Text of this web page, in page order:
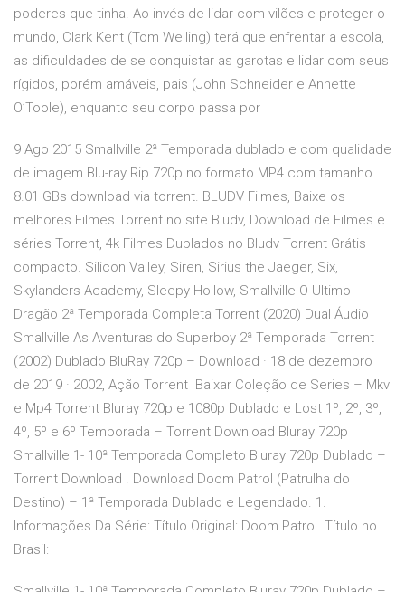
poderes que tinha. Ao invés de lidar com vilões e proteger o
mundo, Clark Kent (Tom Welling) terá que enfrentar a escola,
as dificuldades de se conquistar as garotas e lidar com seus
rígidos, porém amáveis, pais (John Schneider e Annette
O’Toole), enquanto seu corpo passa por
9 Ago 2015 Smallville 2ª Temporada dublado e com qualidade
de imagem Blu-ray Rip 720p no formato MP4 com tamanho
8.01 GBs download via torrent. BLUDV Filmes, Baixe os
melhores Filmes Torrent no site Bludv, Download de Filmes e
séries Torrent, 4k Filmes Dublados no Bludv Torrent Grátis
compacto. Silicon Valley, Siren, Sirius the Jaeger, Six,
Skylanders Academy, Sleepy Hollow, Smallville O Ultimo
Dragão 2ª Temporada Completa Torrent (2020) Dual Áudio
Smallville As Aventuras do Superboy 2ª Temporada Torrent
(2002) Dublado BluRay 720p – Download · 18 de dezembro
de 2019 · 2002, Ação Torrent Baixar Coleção de Series – Mkv
e Mp4 Torrent Bluray 720p e 1080p Dublado e Lost 1º, 2º, 3º,
4º, 5º e 6º Temporada – Torrent Download Bluray 720p
Smallville 1- 10ª Temporada Completo Bluray 720p Dublado –
Torrent Download . Download Doom Patrol (Patrulha do
Destino) – 1ª Temporada Dublado e Legendado. 1.
Informações Da Série: Título Original: Doom Patrol. Título no
Brasil: